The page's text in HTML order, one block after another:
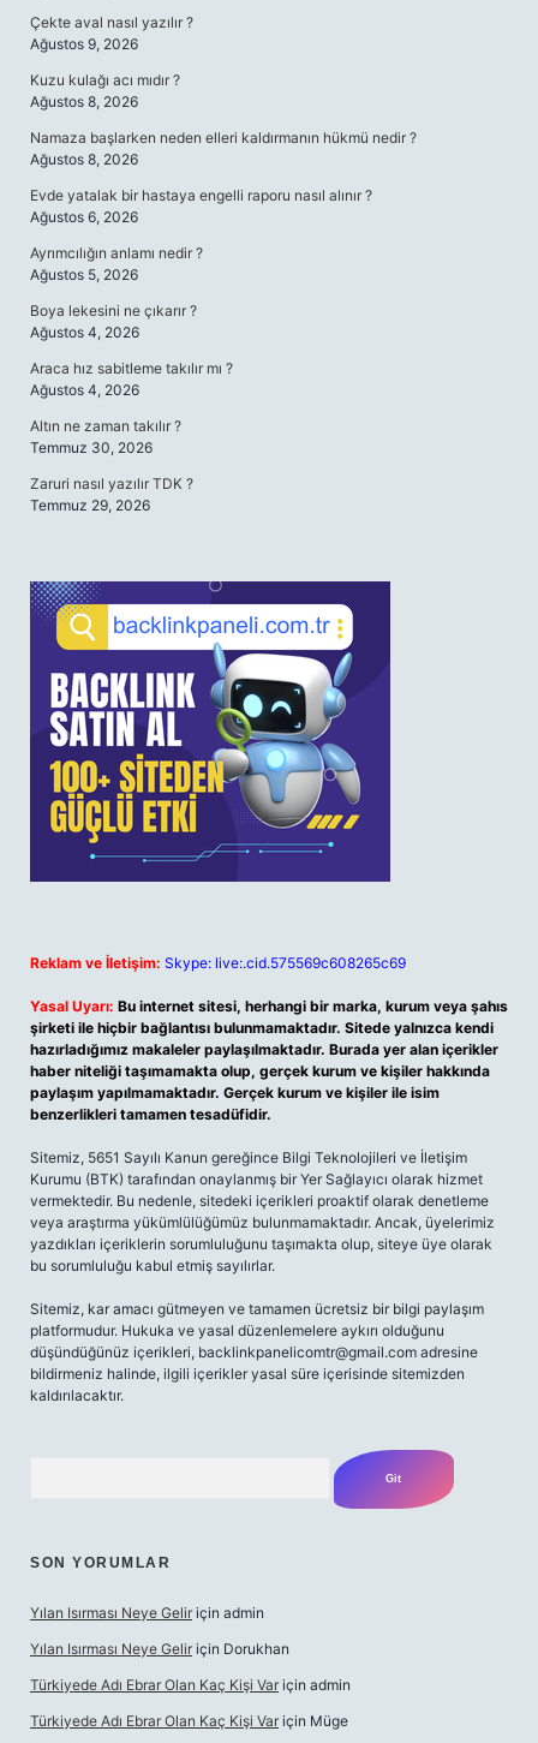
Çekte aval nasıl yazılır ?
Ağustos 9, 2026
Kuzu kulağı acı mıdır ?
Ağustos 8, 2026
Namaza başlarken neden elleri kaldırmanın hükmü nedir ?
Ağustos 8, 2026
Evde yatalak bir hastaya engelli raporu nasıl alınır ?
Ağustos 6, 2026
Ayrımcılığın anlamı nedir ?
Ağustos 5, 2026
Boya lekesini ne çıkarır ?
Ağustos 4, 2026
Araca hız sabitleme takılır mı ?
Ağustos 4, 2026
Altın ne zaman takılır ?
Temmuz 30, 2026
Zaruri nasıl yazılır TDK ?
Temmuz 29, 2026
Reklam ve İletişim: Skype: live:.cid.575569c608265c69
Yasal Uyarı: Bu internet sitesi, herhangi bir marka, kurum veya şahıs
şirketi ile hiçbir bağlantısı bulunmamaktadır. Sitede yalnızca kendi
hazırladığımız makaleler paylaşılmaktadır. Burada yer alan içerikler
haber niteliği taşımamakta olup, gerçek kurum ve kişiler hakkında
paylaşım yapılmamaktadır. Gerçek kurum ve kişiler ile isim
benzerlikleri tamamen tesadüfidir.
Sitemiz, 5651 Sayılı Kanun gereğince Bilgi Teknolojileri ve İletişim
Kurumu (BTK) tarafından onaylanmış bir Yer Sağlayıcı olarak hizmet
vermektedir. Bu nedenle, sitedeki içerikleri proaktif olarak denetleme
veya araştırma yükümlülüğümüz bulunmamaktadır. Ancak, üyelerimiz
yazdıkları içeriklerin sorumluluğunu taşımakta olup, siteye üye olarak
bu sorumluluğu kabul etmiş sayılırlar.
Sitemiz, kar amacı gütmeyen ve tamamen ücretsiz bir bilgi paylaşım
platformudur. Hukuka ve yasal düzenlemelere aykırı olduğunu
düşündüğünüz içerikleri, backlinkpanelicomtr@gmail.com adresine
bildirmeniz halinde, ilgili içerikler yasal süre içerisinde sitemizden
kaldırılacaktır.
SON YORUMLAR
Yılan Isırması Neye Gelir için admin
Yılan Isırması Neye Gelir için Dorukhan
Türkiyede Adı Ebrar Olan Kaç Kişi Var için admin
Türkiyede Adı Ebrar Olan Kaç Kişi Var için Müge